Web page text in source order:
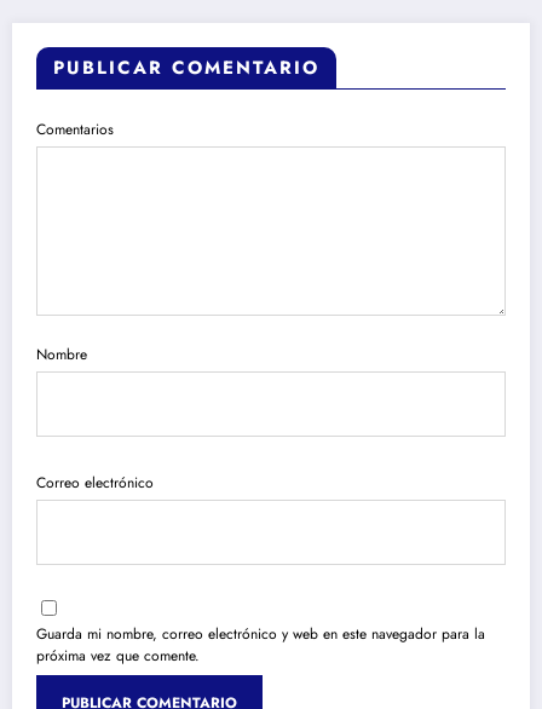
PUBLICAR COMENTARIO
Comentarios
Nombre
Correo electrónico
Guarda mi nombre, correo electrónico y web en este navegador para la
próxima vez que comente.